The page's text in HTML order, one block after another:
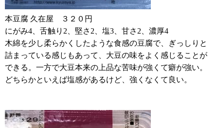
本豆腐 久在屋 ３２０円
にがみ4、舌触り2、堅さ2、塩3、甘さ2、濃厚4
木綿を少し柔らかくしたような食感の豆腐で、ぎっしりと
詰まっている感じもあって、大豆の味をよく感じることが
できる。一方で大豆本来の上品な苦味が強くて癖が強い。
どちらかといえば塩感があるけど、強くなくて良い。